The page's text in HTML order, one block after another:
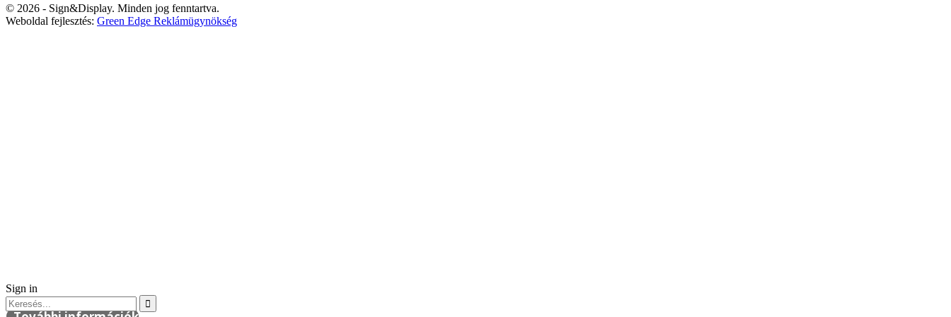
© 2026 - Sign&Display. Minden jog fenntartva.
Weboldal fejlesztés: Green Edge Reklámügynökség
Sign in